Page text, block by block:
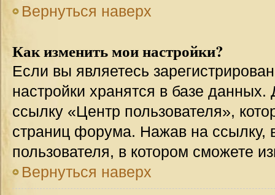
Вернуться наверх
Как изменить мои настройки?
Если вы являетесь
настройки хранятся в базе
ссылку «Центр пользователя»,
страниц форума. Нажав на ссылку,
пользователя, в котором сможете
Вернуться наверх